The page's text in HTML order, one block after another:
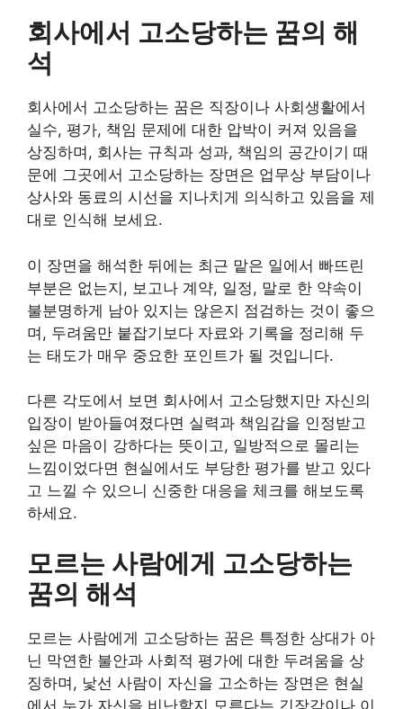
회사에서 고소당하는 꿈의 해
석
회사에서 고소당하는 꿈은 직장이나 사회생활에서
실수, 평가, 책임 문제에 대한 압박이 커져 있음을
상징하며, 회사는 규칙과 성과, 책임의 공간이기 때
문에 그곳에서 고소당하는 장면은 업무상 부담이나
상사와 동료의 시선을 지나치게 의식하고 있음을 제
대로 인식해 보세요.
이 장면을 해석한 뒤에는 최근 맡은 일에서 빠뜨린
부분은 없는지, 보고나 계약, 일정, 말로 한 약속이
불분명하게 남아 있지는 않은지 점검하는 것이 좋으
며, 두려움만 붙잡기보다 자료와 기록을 정리해 두
는 태도가 매우 중요한 포인트가 될 것입니다.
다른 각도에서 보면 회사에서 고소당했지만 자신의
입장이 받아들여졌다면 실력과 책임감을 인정받고
싶은 마음이 강하다는 뜻이고, 일방적으로 몰리는
느낌이었다면 현실에서도 부당한 평가를 받고 있다
고 느낄 수 있으니 신중한 대응을 체크를 해보도록
하세요.
모르는 사람에게 고소당하는
꿈의 해석
모르는 사람에게 고소당하는 꿈은 특정한 상대가 아
닌 막연한 불안과 사회적 평가에 대한 두려움을 상
징하며, 낯선 사람이 자신을 고소하는 장면은 현실
에서 누가 자신을 비난할지 모른다는 긴장감이나 이